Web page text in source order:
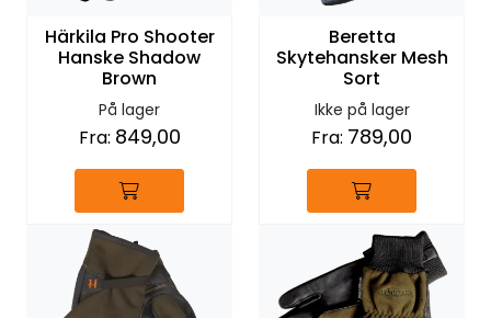
Härkila Pro Shooter
Hanske Shadow
Brown
På lager
Fra: 849,00
Beretta
Skytehansker Mesh
Sort
Ikke på lager
Fra: 789,00